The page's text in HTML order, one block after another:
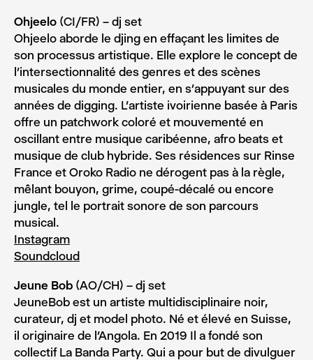
Ohjeelo (CI/FR) – dj set
Ohjeelo aborde le djing en effaçant les limites de
son processus artistique. Elle explore le concept de
l’intersectionnalité des genres et des scènes
musicales du monde entier, en s’appuyant sur des
années de digging. L’artiste ivoirienne basée à Paris
offre un patchwork coloré et mouvementé en
oscillant entre musique caribéenne, afro beats et
musique de club hybride. Ses résidences sur Rinse
France et Oroko Radio ne dérogent pas à la règle,
mêlant bouyon, grime, coupé-décalé ou encore
jungle, tel le portrait sonore de son parcours
musical.
Instagram
Soundcloud
Jeune Bob (AO/CH) – dj set
JeuneBob est un artiste multidisciplinaire noir,
curateur, dj et model photo. Né et élevé en Suisse,
il originaire de l’Angola. En 2019 Il a fondé son
collectif La Banda Party. Qui a pour but de divulguer